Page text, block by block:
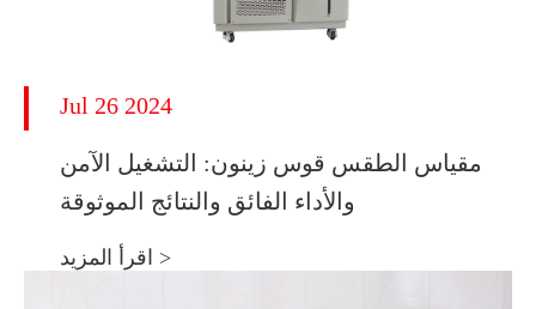
Jul 26 2024
مقياس الطقس قوس زينون: التشغيل الآمن
والأداء الفائق والنتائج الموثوقة
اقرأ المزيد >